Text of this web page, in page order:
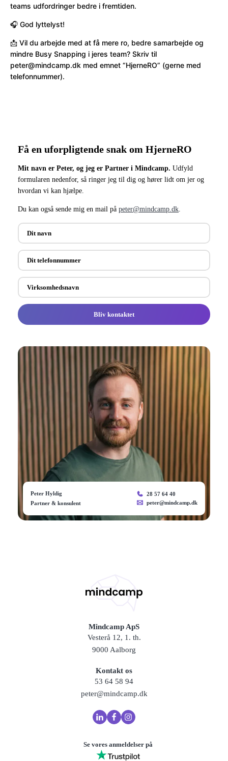
teams udfordringer bedre i fremtiden.
🎧 God lyttelyst!
📩 Vil du arbejde med at få mere ro, bedre samarbejde og
mindre Busy Snapping i jeres team? Skriv til
peter@mindcamp.dk med emnet “HjerneRO” (gerne med
telefonnummer).
Få en uforpligtende snak om HjerneRO
Mit navn er Peter, og jeg er Partner i Mindcamp. Udfyld
formularen nedenfor, så ringer jeg til dig og hører lidt om jer og
hvordan vi kan hjælpe.
Du kan også sende mig en mail på peter@mindcamp.dk.
Bliv kontaktet
Peter Hyldig
Partner & konsulent
28 57 64 40
peter@mindcamp.dk
Mindcamp ApS
Vesterå 12, 1. th.
9000 Aalborg
Kontakt os
53 64 58 94
peter@mindcamp.dk
Se vores anmeldelser på